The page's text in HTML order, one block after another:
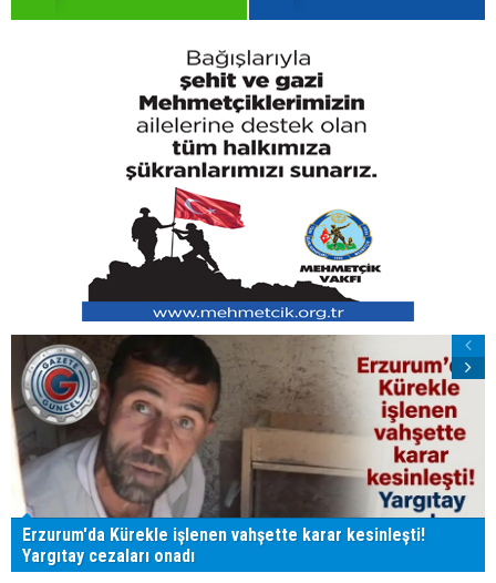
Erzurum'da Kürekle işlenen vahşette karar kesinleşti!
Yargıtay cezaları onadı